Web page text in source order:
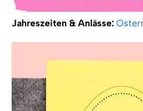
Jahreszeiten & Anlässe: